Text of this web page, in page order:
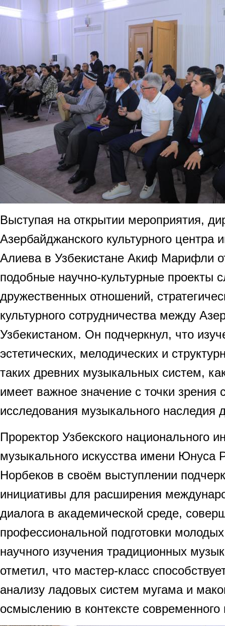
Выступая на открытии мероприятия,
Азербайджанского культурного центра
Алиева в Узбекистане Акиф Марифли
подобные научно-культурные проекты
дружественных отношений,
культурного сотрудничества между
Узбекистаном. Он подчеркнул, что
эстетических, мелодических и
таких древних музыкальных систем,
имеет важное значение с точки зрения
исследования музыкального наследия
Проректор Узбекского национального
музыкального искусства имени Юнуса
Норбеков в своём выступлении
инициативы для расширения
диалога в академической среде,
профессиональной подготовки
научного изучения традиционных
отметил, что мастер-класс
анализу ладовых систем мугама и
осмыслению в контексте современного